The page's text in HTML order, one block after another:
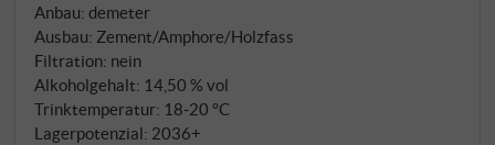
Mazeration. Ein Teil des Cabernet Franc verweilt in
Terrakotta-Amphoren, die der Frucht Volumen und
den Blüten Raum geben. Dann die Assemblage, acht
Monate in Eichenbottichen. Keine Klärung, keine
Filtration.
Anbau: demeter
Ausbau: Zement/Amphore/Holzfass
Filtration: nein
Alkoholgehalt: 14,50 % vol
Trinktemperatur: 18‑20 °C
Lagerpotenzial: 2036+